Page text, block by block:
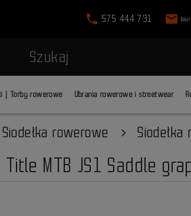
phone 575 444 731 mail
Szukaj
| Torby rowerowe Ubrania rowerowe i streetwear
Siodełka rowerowe
MTB JS1 Saddle